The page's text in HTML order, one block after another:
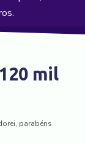
mil
parabéns